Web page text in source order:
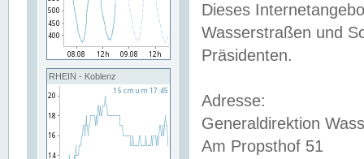
RHEIN - Koblenz
Dieses
Wasserstraßen und
Präsidenten.
Adresse:
Generaldirektion
Am Propsthof 51